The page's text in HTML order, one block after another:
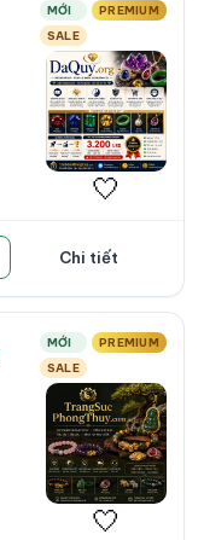
MỚI
PREMIUM
SALE
🤍
Chi tiết
MỚI
PREMIUM
SALE
🤍